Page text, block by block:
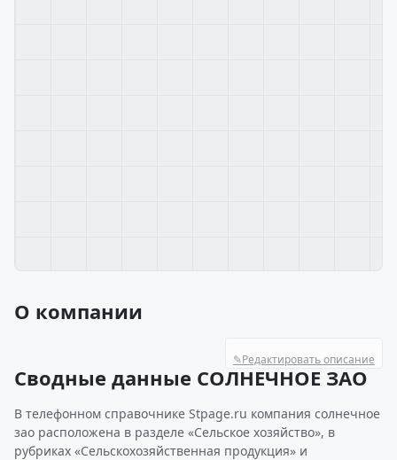
О компании
✎Редактировать описание
Сводные данные СОЛНЕЧНОЕ ЗАО
В телефонном справочнике Stpage.ru компания солнечное
зао расположена в разделе «Сельское хозяйство», в
рубриках «Сельскохозяйственная продукция» и